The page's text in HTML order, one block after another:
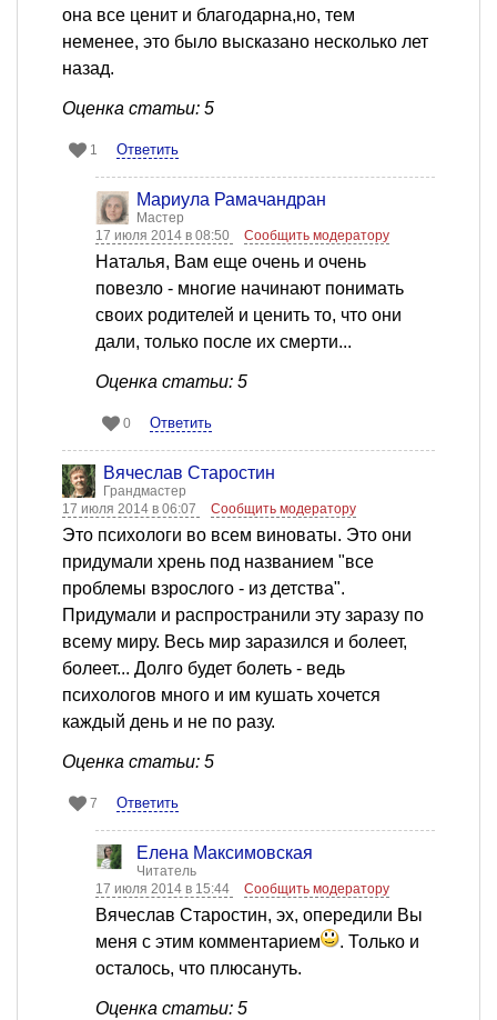
она все ценит и благодарна,но, тем
неменее, это было высказано несколько лет
назад.
Оценка статьи: 5
1 Ответить
Мариула Рамачандран
Мастер
17 июля 2014 в 08:50
Сообщить модератору
Наталья, Вам еще очень и очень
повезло - многие начинают понимать
своих родителей и ценить то, что они
дали, только после их смерти...
Оценка статьи: 5
0 Ответить
Вячеслав Старостин
Грандмастер
17 июля 2014 в 06:07
Сообщить модератору
Это психологи во всем виноваты. Это они
придумали хрень под названием "все
проблемы взрослого - из детства".
Придумали и распространили эту заразу по
всему миру. Весь мир заразился и болеет,
болеет... Долго будет болеть - ведь
психологов много и им кушать хочется
каждый день и не по разу.
Оценка статьи: 5
7 Ответить
Елена Максимовская
Читатель
17 июля 2014 в 15:44
Сообщить модератору
Вячеслав Старостин, эх, опередили Вы
меня с этим комментарием
. Только и
осталось, что плюсануть.
Оценка статьи: 5